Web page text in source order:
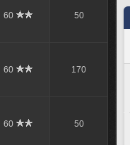
60 50
60 170
60 50